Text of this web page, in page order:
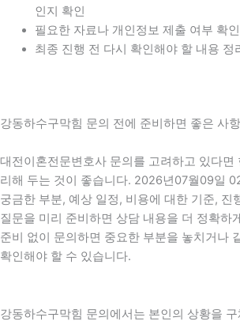
인지 확인
필요한 자료나 개인정보 제출 여부 확인
최종 진행 전 다시 확인해야 할 내용 정
강동하수구막힘 문의 전에 준비하면 좋은 사항
대전이혼전문변호사 문의를 고려하고 있다면
리해 두는 것이 좋습니다. 2026년07월09일
궁금한 부분, 예상 일정, 비용에 대한 기준, 진
질문을 미리 준비하면 상담 내용을 더 정확하
준비 없이 문의하면 중요한 부분을 놓치거나
확인해야 할 수 있습니다.
강동하수구막힘 문의에서는 본인의 상황을